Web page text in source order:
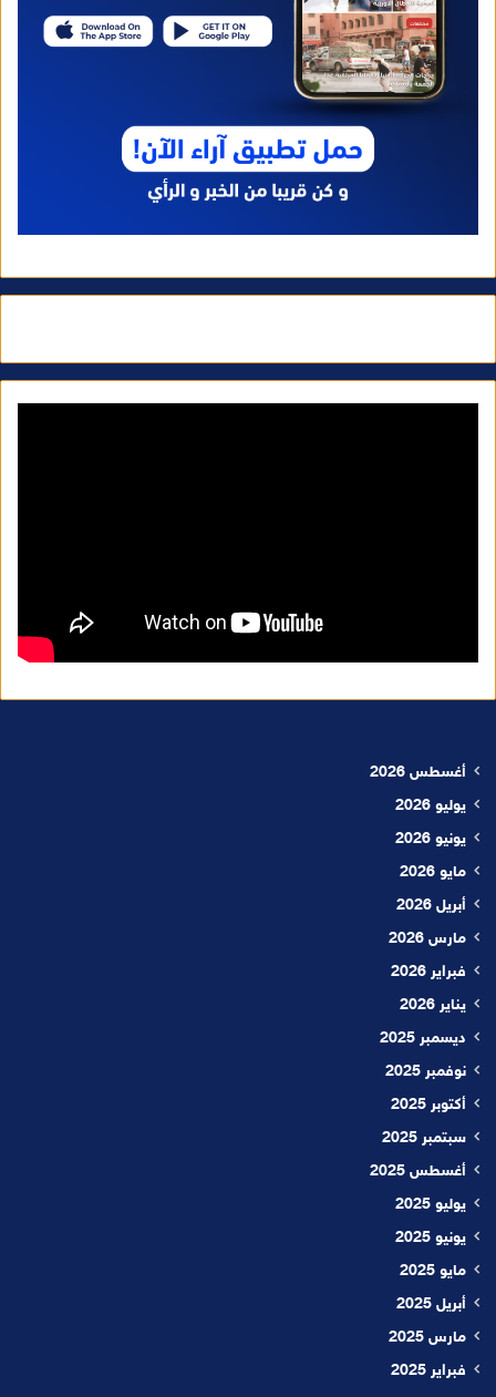
أغسطس 2026
يوليو 2026
يونيو 2026
مايو 2026
أبريل 2026
مارس 2026
فبراير 2026
يناير 2026
ديسمبر 2025
نوفمبر 2025
أكتوبر 2025
سبتمبر 2025
أغسطس 2025
يوليو 2025
يونيو 2025
مايو 2025
أبريل 2025
مارس 2025
فبراير 2025